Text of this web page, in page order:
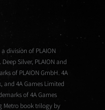
division of PLAION
Silver, PLAION and
of PLAION GmbH. 4A
and 4A Games Limited
of 4A Games
Metro book trilogy by